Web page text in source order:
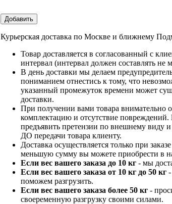
Добавить
Курьерская доставка по Москве и ближнему
Товар доставляется в согласованный с
интервал (интервал должен составлять не
В день доставки мы делаем
пониманием отнестись к тому, что
указанный промежуток времени может
доставки.
При получении вами товара внимательно
комплектацию и отсутствие
предъявить претензии по внешнему виду
ДО передачи товара клиенту.
Доставка осуществляется только при
меньшую сумму вы можете приобрести в
Если вес вашего заказа до 10 кг - мы
Если вес вашего заказа от 10 кг до 50 кг
поможем разгрузить.
Если вес вашего заказа более 50 кг -
своеременную разгрузку своими силами.